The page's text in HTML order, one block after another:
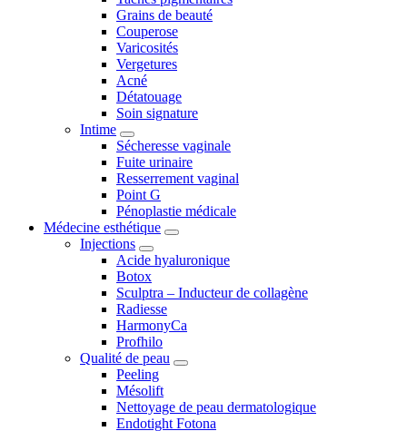
Grains de beauté
Couperose
Varicosités
Vergetures
Acné
Détatouage
Soin signature
Intime
Sécheresse vaginale
Fuite urinaire
Resserrement vaginal
Point G
Pénoplastie médicale
Médecine esthétique
Injections
Acide hyaluronique
Botox
Sculptra – Inducteur de collagène
Radiesse
HarmonyCa
Profhilo
Qualité de peau
Peeling
Mésolift
Nettoyage de peau dermatologique
Endotight Fotona